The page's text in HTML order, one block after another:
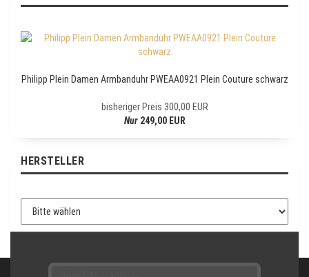
W
S
T
N
D
Philipp Plein Damen Armbanduhr PWEAA0921 Plein Couture schwarz
bisheriger Preis 300,00 EUR
Nur249,00 EUR
HERSTELLER